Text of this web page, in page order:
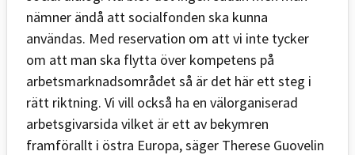
nämner ändå att socialfonden ska kunna
användas. Med reservation om att vi inte tycker
om att man ska flytta över kompetens på
arbetsmarknadsområdet så är det här ett steg i
rätt riktning. Vi vill också ha en välorganiserad
arbetsgivarsida vilket är ett av bekymren
framförallt i östra Europa, säger Therese Guovelin